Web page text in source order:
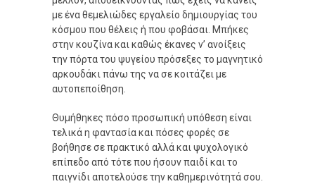
με ένα θεμελιώδες εργαλείο δημιουργίας του
κόσμου που θέλεις ή που φοβάσαι. Μπήκες
στην κουζίνα και καθώς έκανες ν’ ανοίξεις
την πόρτα του ψυγείου πρόσεξες το μαγνητικό
αρκουδάκι πάνω της να σε κοιτάζει με
αυτοπεποίθηση.
Θυμήθηκες πόσο προσωπική υπόθεση είναι
τελικά η φαντασία και πόσες φορές σε
βοήθησε σε πρακτικό αλλά και ψυχολογικό
επίπεδο από τότε που ήσουν παιδί και το
παιγνίδι αποτελούσε την καθημερινότητά σου.